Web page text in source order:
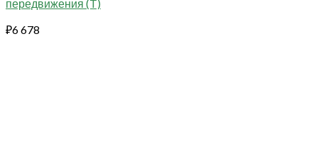
передвижения (T)
₽6 678